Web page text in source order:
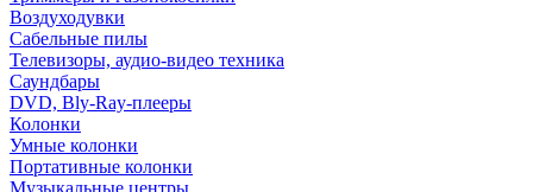
Воздуходувки
Сабельные пилы
Телевизоры, аудио-видео техника
Саундбары
DVD, Bly-Ray-плееры
Колонки
Умные колонки
Портативные колонки
Музыкальные центры